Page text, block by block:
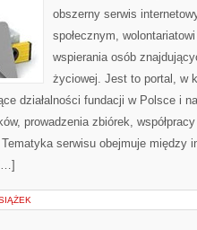
obszerny serwis
społecznym,
wspierania osób
życiowej. Jest to portal, w
działalności fundacji w Polsce i
prowadzenia zbiórek,
serwisu obejmuje między